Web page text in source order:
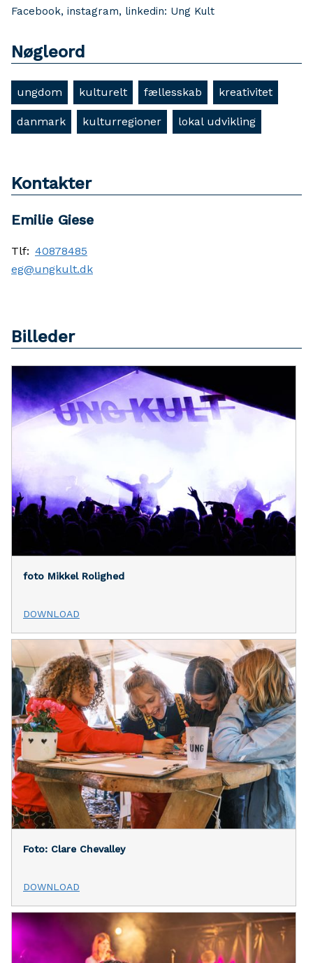
Facebook, instagram, linkedin: Ung Kult
Nøgleord
ungdom kulturelt fællesskab kreativitet
danmark kulturregioner lokal udvikling
Kontakter
Emilie Giese
Tlf: 40878485
eg@ungkult.dk
Billeder
foto Mikkel Rolighed
DOWNLOAD
Foto: Clare Chevalley
DOWNLOAD